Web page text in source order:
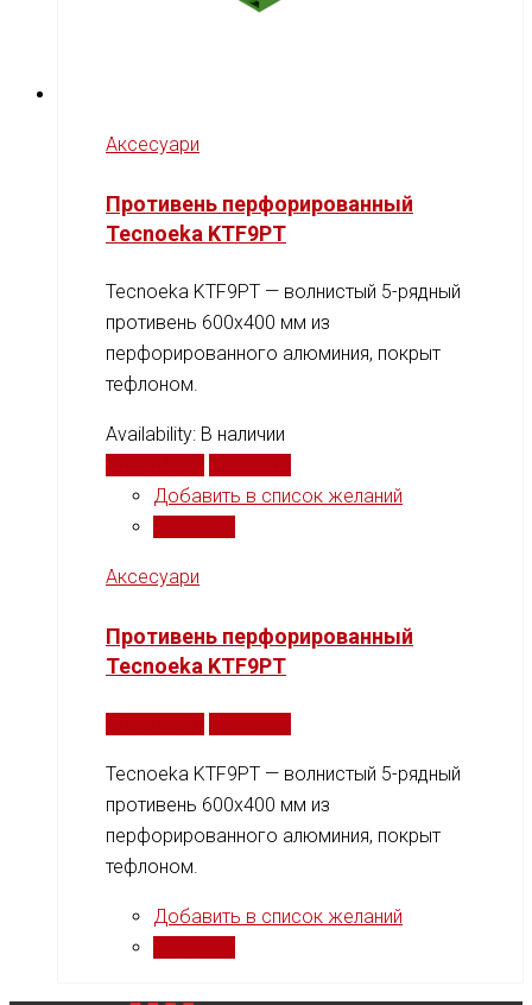
Аксесуари
Противень перфорированный
Tecnoeka KTF9PT
Tecnoeka KTF9PT — волнистый 5-рядный
противень 600x400 мм из
перфорированного алюминия, покрыт
тефлоном.
Availability: В наличии
Добавить в список желаний
Аксесуари
Противень перфорированный
Tecnoeka KTF9PT
Tecnoeka KTF9PT — волнистый 5-рядный
противень 600x400 мм из
перфорированного алюминия, покрыт
тефлоном.
Добавить в список желаний